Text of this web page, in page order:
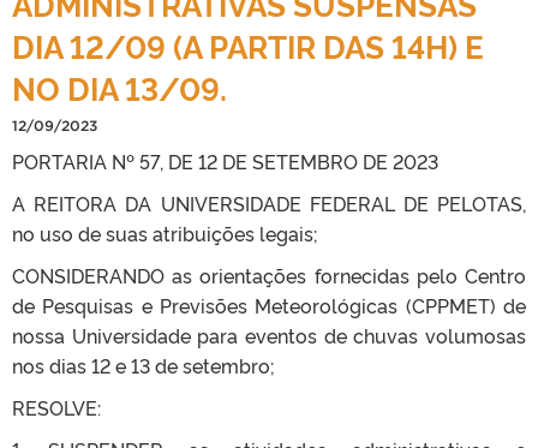
DIA 12/09 (A PARTIR DAS 14H) E
NO DIA 13/09.
12/09/2023
PORTARIA Nº 57, DE 12 DE SETEMBRO DE 2023
A REITORA DA UNIVERSIDADE FEDERAL DE PELOTAS,
no uso de suas atribuições legais;
CONSIDERANDO as orientações fornecidas pelo Centro
de Pesquisas e Previsões Meteorológicas (CPPMET) de
nossa Universidade para eventos de chuvas volumosas
nos dias 12 e 13 de setembro;
RESOLVE: